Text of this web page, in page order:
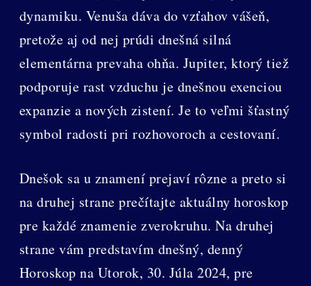
dynamiku. Venuša dáva do vzťahov vášeň,
pretože aj od nej prúdi dnešná silná
elementárna prevaha ohňa. Jupiter, ktorý tiež
podporuje rast vzduchu je dnešnou exenciou
expanzie a nových zistení. Je to veľmi šťastný
symbol radosti pri rozhovoroch a cestovaní.
Dnešok sa u znamení prejaví rôzne a preto si
na druhej strane prečítajte aktuálny horoskop
pre každé znamenie zverokruhu. Na druhej
strane vám predstavím dnešný, denný
Horoskop na Utorok, 30. Júla 2024, pre